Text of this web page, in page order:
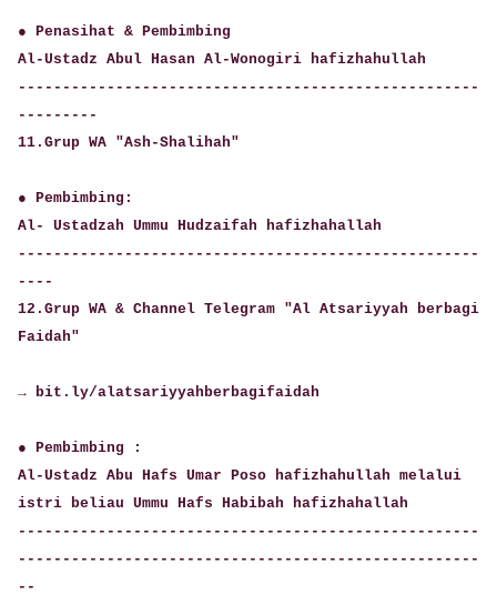
● Penasihat & Pembimbing
Al-Ustadz Abul Hasan Al-Wonogiri hafizhahullah
----------------------------------------------------
---------
11.Grup WA "Ash-Shalihah"
● Pembimbing:
Al- Ustadzah Ummu Hudzaifah hafizhahallah
----------------------------------------------------
----
12.Grup WA & Channel Telegram "Al Atsariyyah berbagi
Faidah"
→ bit.ly/alatsariyyahberbagifaidah
● Pembimbing :
Al-Ustadz Abu Hafs Umar Poso hafizhahullah melalui
istri beliau Ummu Hafs Habibah hafizhahallah
----------------------------------------------------
----------------------------------------------------
--